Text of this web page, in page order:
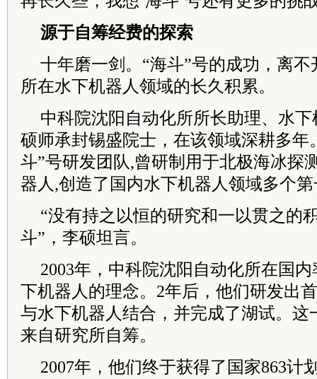
源于自筹经费的探索
十年磨一剑。“海斗”号的成功，离
所在水下机器人领域的长久积累。
中科院沈阳自动化所所长助理、水
硕师承封锡盛院士，在该领域深耕多年
斗”号研发团队,曾研制用于北极海冰探
器人,创造了国内水下机器人领域多个
“没有持之以恒的研究和一以贯之的
斗”，李硕坦言。
2003年，中科院沈阳自动化所在国
下机器人的理念。2年后，他们研发出
与水下机器人结合，并完成了湖试。这
来自研究所自筹。
2007年，他们终于获得了国家863计